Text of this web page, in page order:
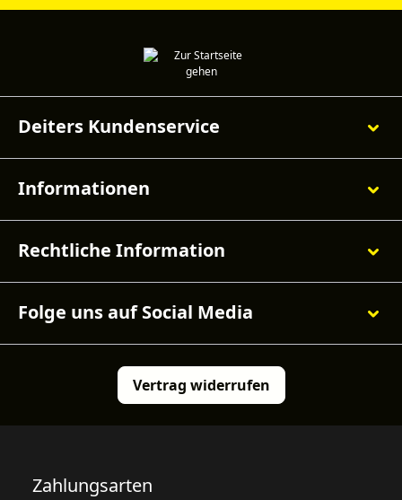
Deiters Kundenservice
Informationen
Rechtliche Information
Folge uns auf Social Media
Vertrag widerrufen
Zahlungsarten